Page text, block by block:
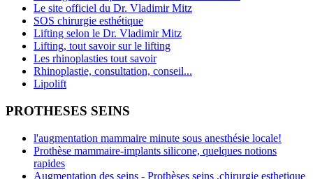
Le site officiel du Dr. Vladimir Mitz
SOS chirurgie esthétique
Lifting selon le Dr. Vladimir Mitz
Lifting, tout savoir sur le lifting
Les rhinoplasties tout savoir
Rhinoplastie, consultation, conseil...
Lipolift
PROTHESES SEINS
l'augmentation mammaire minute sous anesthésie locale!
Prothèse mammaire-implants silicone, quelques notions
rapides
Augmentation des seins - Prothèses seins ,chirurgie esthetique